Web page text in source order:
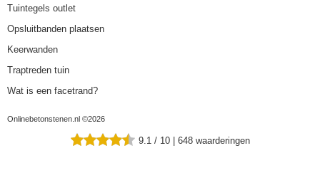
Tuintegels outlet
Opsluitbanden plaatsen
Keerwanden
Traptreden tuin
Wat is een facetrand?
Onlinebetonstenen.nl ©2026
9.1 / 10 | 648 waarderingen